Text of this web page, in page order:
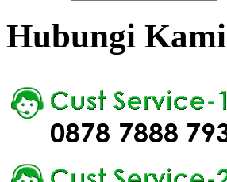
Hubungi Kami